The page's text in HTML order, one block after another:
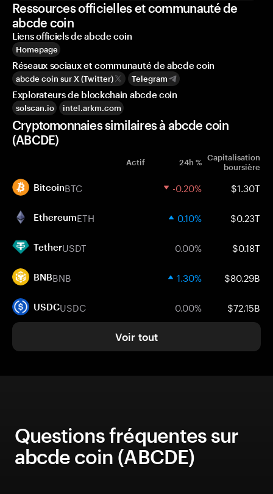
Ressources officielles et communauté de
abcde coin
Liens officiels de abcde coin
Homepage
Réseaux sociaux et communauté de abcde coin
abcde coin sur X (Twitter) Telegram
Explorateurs de blockchain abcde coin
solscan.io intel.arkm.com
Cryptomonnaies similaires à abcde coin
(ABCDE)
Actif 24h % Capitalisation
boursière
BitcoinBTC -0.20% $1.30T
EthereumETH 0.10% $0.23T
TetherUSDT 0.00% $0.18T
BNBBNB 1.30% $80.29B
USDCUSDC 0.00% $72.15B
Voir tout
Questions fréquentes sur
abcde coin (ABCDE)